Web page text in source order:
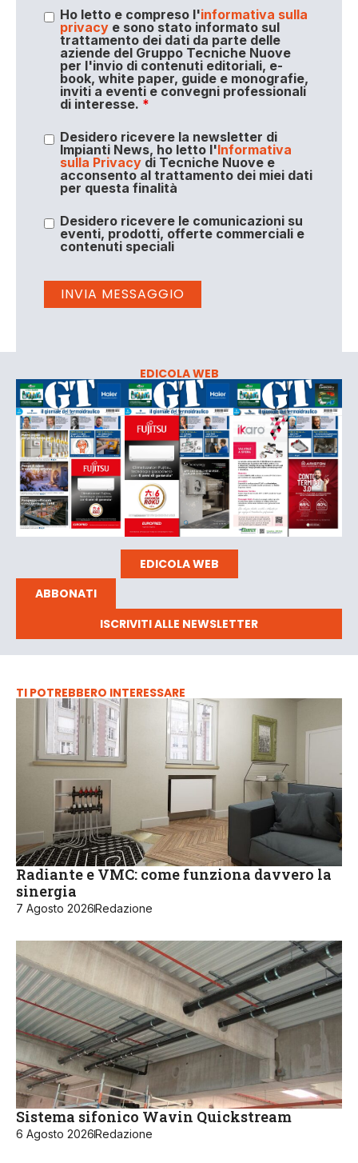
Ho letto e compreso l'informativa sulla
privacye sono stato informato sul
trattamento dei dati da parte delle
aziende del Gruppo Tecniche Nuove
per l'invio di contenuti editoriali, e-
book, white paper, guide e monografie,
inviti a eventi e convegni professionali
di interesse. *
Desidero ricevere la newsletter di
Impianti News, ho letto l'Informativa
sulla Privacydi Tecniche Nuove e
acconsento al trattamento dei miei dati
per questa finalità
Desidero ricevere le comunicazioni su
eventi, prodotti, offerte commerciali e
contenuti speciali
EDICOLA WEB
EDICOLA WEB
ABBONATI
ISCRIVITI ALLE NEWSLETTER
TI POTREBBERO INTERESSARE
Radiante e VMC: come funziona davvero la
sinergia
7 Agosto 2026Redazione
Sistema sifonico Wavin Quickstream
6 Agosto 2026Redazione